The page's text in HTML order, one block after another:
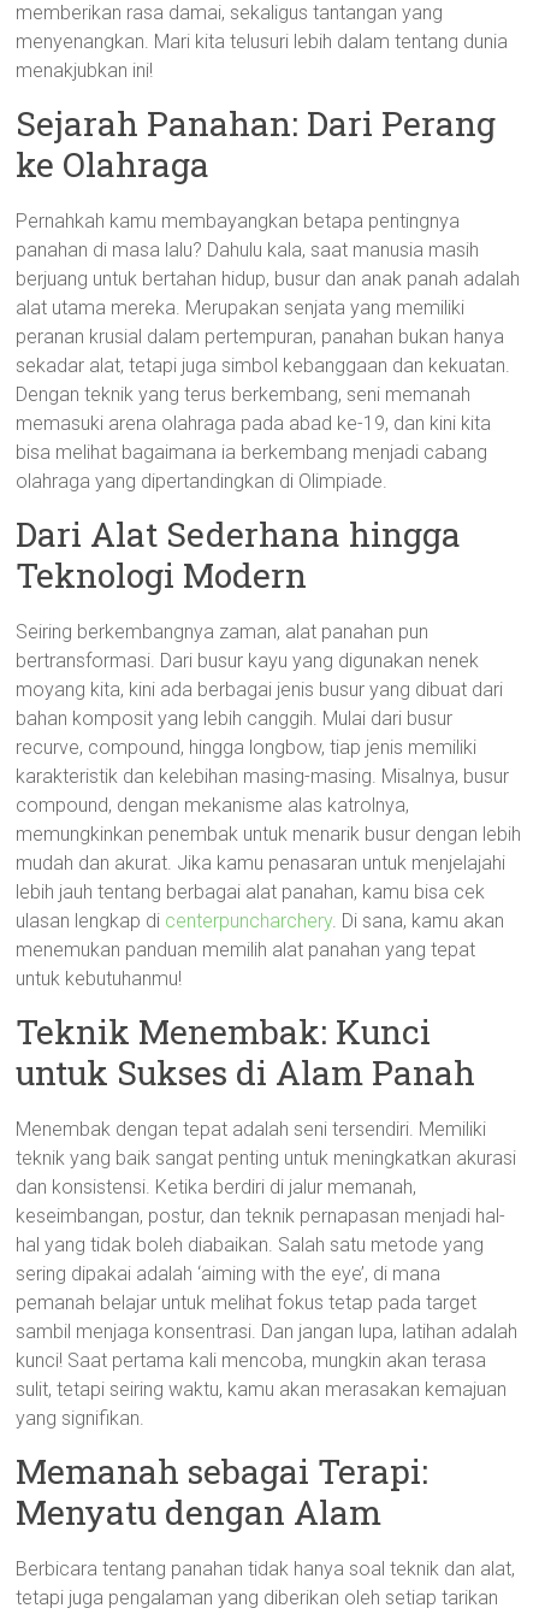
memberikan rasa damai, sekaligus tantangan yang
menyenangkan. Mari kita telusuri lebih dalam tentang dunia
menakjubkan ini!
Sejarah Panahan: Dari Perang
ke Olahraga
Pernahkah kamu membayangkan betapa pentingnya
panahan di masa lalu? Dahulu kala, saat manusia masih
berjuang untuk bertahan hidup, busur dan anak panah adalah
alat utama mereka. Merupakan senjata yang memiliki
peranan krusial dalam pertempuran, panahan bukan hanya
sekadar alat, tetapi juga simbol kebanggaan dan kekuatan.
Dengan teknik yang terus berkembang, seni memanah
memasuki arena olahraga pada abad ke-19, dan kini kita
bisa melihat bagaimana ia berkembang menjadi cabang
olahraga yang dipertandingkan di Olimpiade.
Dari Alat Sederhana hingga
Teknologi Modern
Seiring berkembangnya zaman, alat panahan pun
bertransformasi. Dari busur kayu yang digunakan nenek
moyang kita, kini ada berbagai jenis busur yang dibuat dari
bahan komposit yang lebih canggih. Mulai dari busur
recurve, compound, hingga longbow, tiap jenis memiliki
karakteristik dan kelebihan masing-masing. Misalnya, busur
compound, dengan mekanisme alas katrolnya,
memungkinkan penembak untuk menarik busur dengan lebih
mudah dan akurat. Jika kamu penasaran untuk menjelajahi
lebih jauh tentang berbagai alat panahan, kamu bisa cek
ulasan lengkap di centerpuncharchery. Di sana, kamu akan
menemukan panduan memilih alat panahan yang tepat
untuk kebutuhanmu!
Teknik Menembak: Kunci
untuk Sukses di Alam Panah
Menembak dengan tepat adalah seni tersendiri. Memiliki
teknik yang baik sangat penting untuk meningkatkan akurasi
dan konsistensi. Ketika berdiri di jalur memanah,
keseimbangan, postur, dan teknik pernapasan menjadi hal-
hal yang tidak boleh diabaikan. Salah satu metode yang
sering dipakai adalah ‘aiming with the eye’, di mana
pemanah belajar untuk melihat fokus tetap pada target
sambil menjaga konsentrasi. Dan jangan lupa, latihan adalah
kunci! Saat pertama kali mencoba, mungkin akan terasa
sulit, tetapi seiring waktu, kamu akan merasakan kemajuan
yang signifikan.
Memanah sebagai Terapi:
Menyatu dengan Alam
Berbicara tentang panahan tidak hanya soal teknik dan alat,
tetapi juga pengalaman yang diberikan oleh setiap tarikan